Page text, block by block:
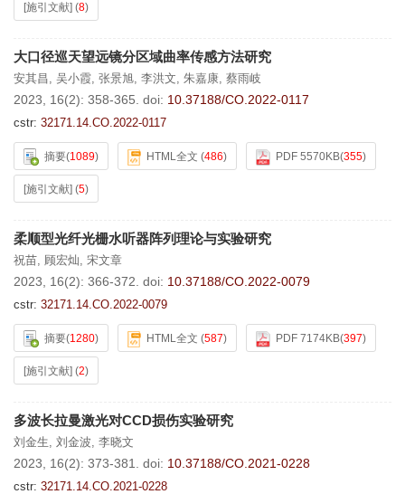
[施引文献] (8)
大口径巡天望远镜分区域曲率传感方法研究
安其昌, 吴小霞, 张景旭, 李洪文, 朱嘉康, 蔡雨岐
2023, 16(2): 358-365. doi: 10.37188/CO.2022-0117
cstr: 32171.14.CO.2022-0117
摘要(1089) HTML全文 (486) PDF 5570KB(355)
[施引文献] (5)
柔顺型光纤光栅水听器阵列理论与实验研究
祝苗, 顾宏灿, 宋文章
2023, 16(2): 366-372. doi: 10.37188/CO.2022-0079
cstr: 32171.14.CO.2022-0079
摘要(1280) HTML全文 (587) PDF 7174KB(397)
[施引文献] (2)
多波长拉曼激光对CCD损伤实验研究
刘金生, 刘金波, 李晓文
2023, 16(2): 373-381. doi: 10.37188/CO.2021-0228
cstr: 32171.14.CO.2021-0228